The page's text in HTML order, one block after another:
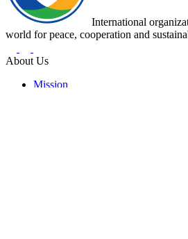
International
world for peace, cooperation and
About Us
Mission